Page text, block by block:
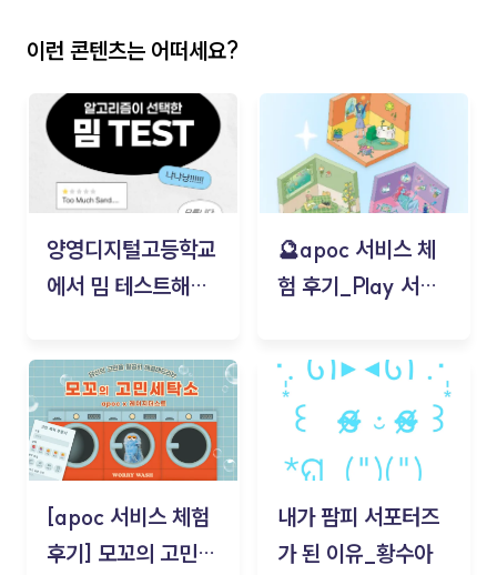
이런 콘텐츠는 어떠세요?
양영디지털고등학교
에서 밈 테스트해보
🔮apoc 서비스 체
험 후기_Play 서비
김태현
[apoc 서비스 체험
후기] 모꼬의 고민세
내가 팜피 서포터즈
가 된 이유_황수아